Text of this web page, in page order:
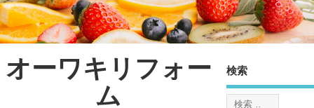
オーワキリフォー
ム
検索